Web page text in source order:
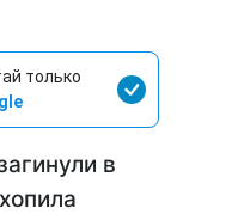
только
в